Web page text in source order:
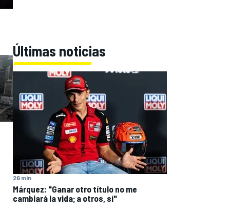
Últimas noticias
26 min
Márquez: "Ganar otro título no me
cambiará la vida; a otros, sí"